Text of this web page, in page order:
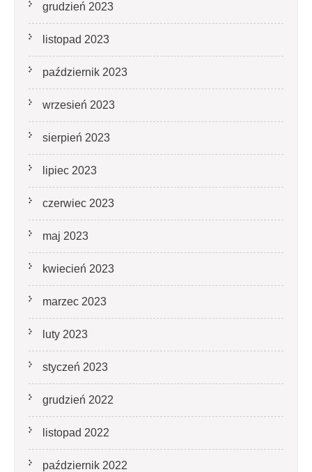
grudzień 2023
listopad 2023
październik 2023
wrzesień 2023
sierpień 2023
lipiec 2023
czerwiec 2023
maj 2023
kwiecień 2023
marzec 2023
luty 2023
styczeń 2023
grudzień 2022
listopad 2022
październik 2022